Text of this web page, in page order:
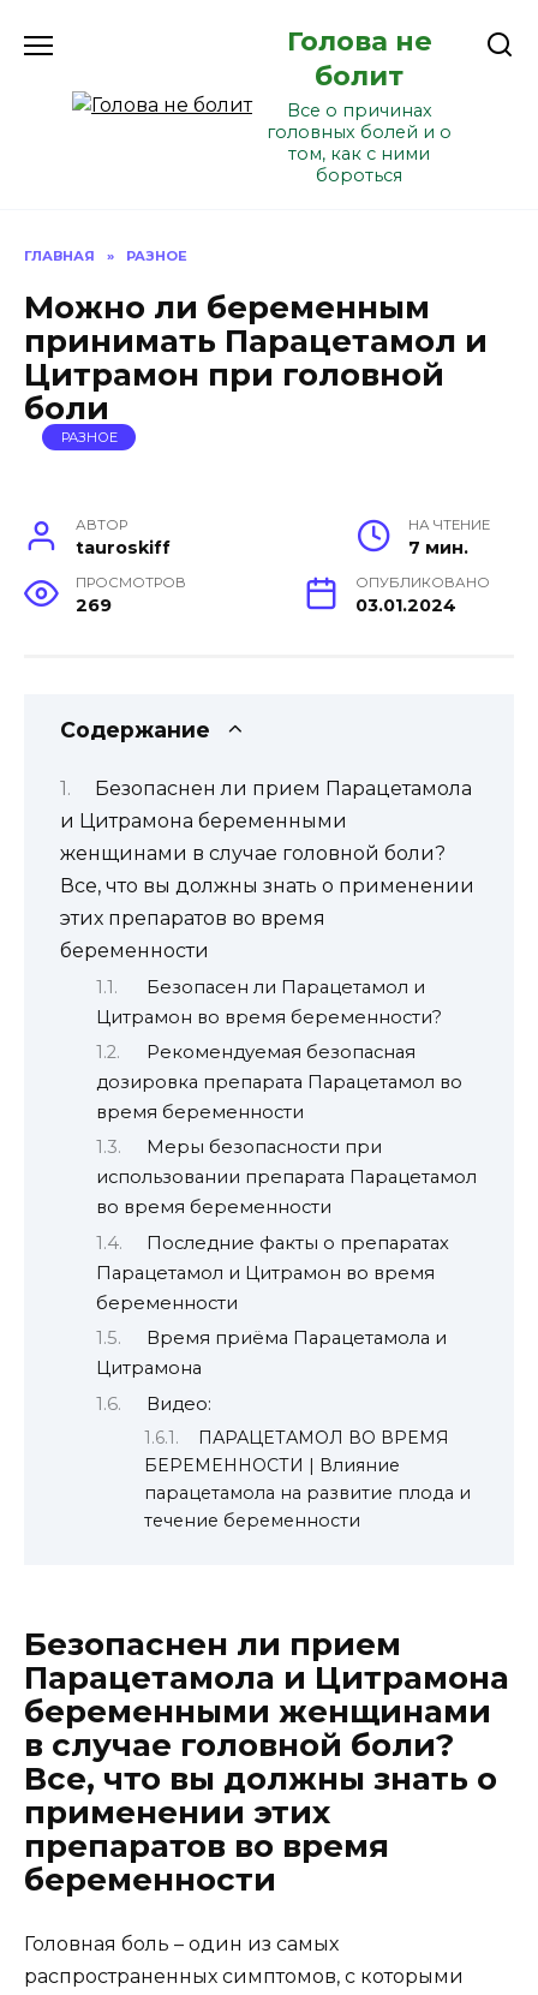
Голова не
болит
Все о причинах
головных болей и о
том, как с ними
бороться
ГЛАВНАЯ » РАЗНОЕ
Можно ли беременным
принимать Парацетамол и
Цитрамон при головной
боли
РАЗНОЕ
АВТОР
tauroskiff
НА ЧТЕНИЕ
7 мин.
ПРОСМОТРОВ
269
ОПУБЛИКОВАНО
03.01.2024
Содержание
Безопаснен ли прием Парацетамола
и Цитрамона беременными
женщинами в случае головной боли?
Все, что вы должны знать о применении
этих препаратов во время
беременности
Безопасен ли Парацетамол и
Цитрамон во время беременности?
Рекомендуемая безопасная
дозировка препарата Парацетамол во
время беременности
Меры безопасности при
использовании препарата Парацетамол
во время беременности
Последние факты о препаратах
Парацетамол и Цитрамон во время
беременности
Время приёма Парацетамола и
Цитрамона
Видео:
ПАРАЦЕТАМОЛ ВО ВРЕМЯ
БЕРЕМЕННОСТИ | Влияние
парацетамола на развитие плода и
течение беременности
Безопаснен ли прием
Парацетамола и Цитрамона
беременными женщинами
в случае головной боли?
Все, что вы должны знать о
применении этих
препаратов во время
беременности
Головная боль – один из самых
распространенных симптомов, с которыми